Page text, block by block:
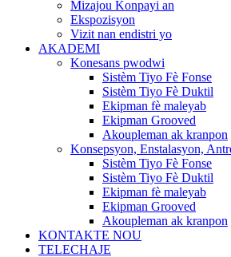
Mizajou Konpayi an
Ekspozisyon
Vizit nan endistri yo
AKADEMI
Konesans pwodwi
Sistèm Tiyo Fè Fonse
Sistèm Tiyo Fè Duktil
Ekipman fè maleyab
Ekipman Grooved
Akoupleman ak kranpon
Konsepsyon, Enstalasyon,
Sistèm Tiyo Fè Fonse
Sistèm Tiyo Fè Duktil
Ekipman fè maleyab
Ekipman Grooved
Akoupleman ak kranpon
KONTAKTE NOU
TELECHAJE